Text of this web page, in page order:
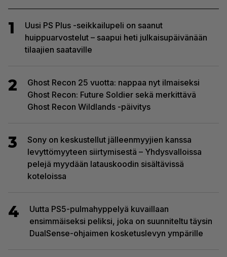
1
Uusi PS Plus -seikkailupeli on saanut
huippuarvostelut – saapui heti julkaisupäivänään
tilaajien saataville
2
Ghost Recon 25 vuotta: nappaa nyt ilmaiseksi
Ghost Recon: Future Soldier sekä merkittävä
Ghost Recon Wildlands -päivitys
3
Sony on keskustellut jälleenmyyjien kanssa
levyttömyyteen siirtymisestä – Yhdysvalloissa
pelejä myydään latauskoodin sisältävissä
koteloissa
4
Uutta PS5-pulmahyppelyä kuvaillaan
ensimmäiseksi peliksi, joka on suunniteltu täysin
DualSense-ohjaimen kosketuslevyn ympärille